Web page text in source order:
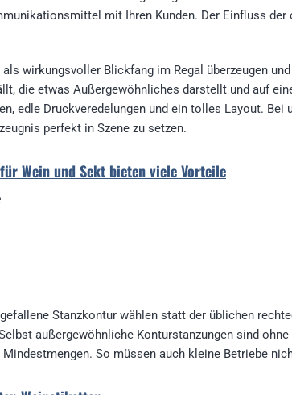
mit Ihren Kunden. Der Einfluss
wirkungsvoller Blickfang im Regal überzeugen
die etwas Außergewöhnliches darstellt und auf
edle Druckveredelungen und ein tolles Layout.
perfekt in Szene zu setzen.
Wein und Sekt bieten viele Vorteile
Stanzkontur wählen statt der üblichen
außergewöhnliche Konturstanzungen sind
So müssen auch kleine Betriebe